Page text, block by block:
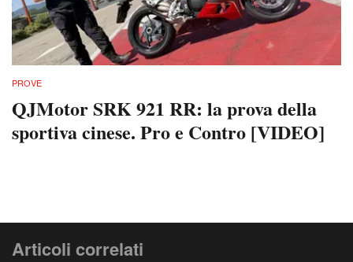
PROVE
QJMotor SRK 921 RR: la prova della
sportiva cinese. Pro e Contro [VIDEO]
Articoli correlati